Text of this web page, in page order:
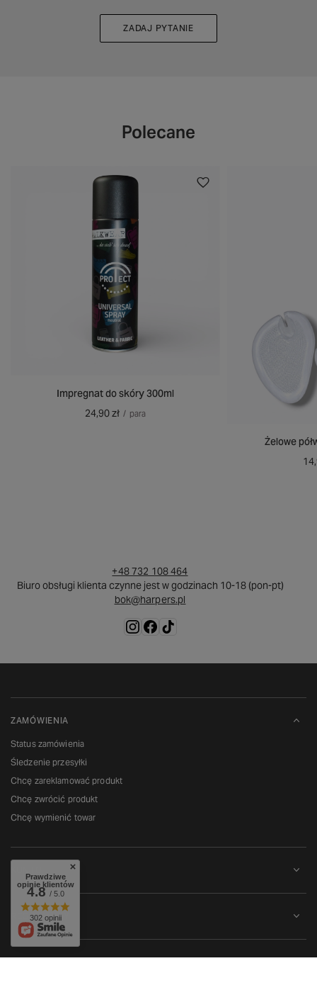
ZADAJ PYTANIE
Polecane
Impregnat do skóry 300ml
24,90 zł / para
Żelowe
+48 732 108 464
Biuro obsługi klienta czynne jest w godzinach 10-18 (pon-pt)
bok@harpers.pl
ZAMÓWIENIA
Status zamówienia
Śledzenie przesyłki
Chcę zareklamować produkt
Chcę zwrócić produkt
Chcę wymienić towar
REGULAMINY
Prawdziwe
opinie klientów
4.8/ 5.0
302 opinii